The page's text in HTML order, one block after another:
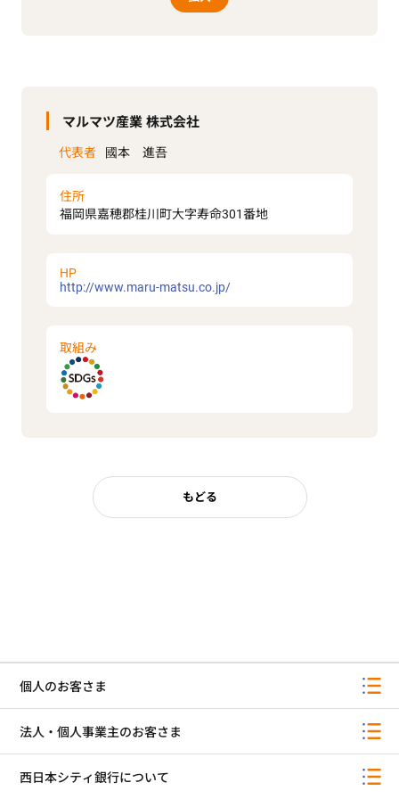
マルマツ産業 株式会社
代表者 國本 進吾
住所
福岡県嘉穂郡桂川町大字寿命301番地
HP
http://www.maru-matsu.co.jp/
取組み
もどる
個人のお客さま
法人・個人事業主のお客さま
西日本シティ銀行について